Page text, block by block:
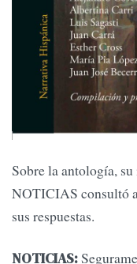
Sobre la antología,
NOTICIAS consultó
sus respuestas.
NOTICIAS: